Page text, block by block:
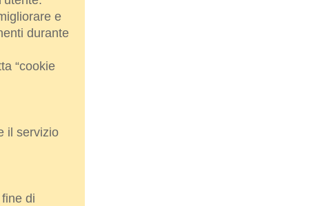
e
durante
“cookie
il servizio
di